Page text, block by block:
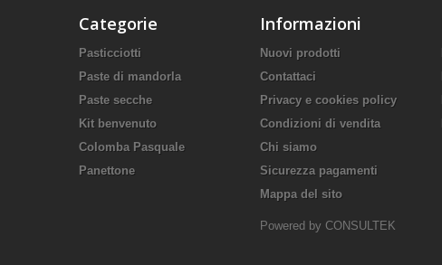
Categorie
Pasticciotti
Paste di mandorla
Paste secche
Kit benvenuto
Colomba Pasquale
Panettone
Informazioni
Nuovi prodotti
Contattaci
Privacy e cookies policy
Condizioni di vendita
Chi siamo
Sicurezza pagamenti
Mappa del sito
Powered by CONSULTEK